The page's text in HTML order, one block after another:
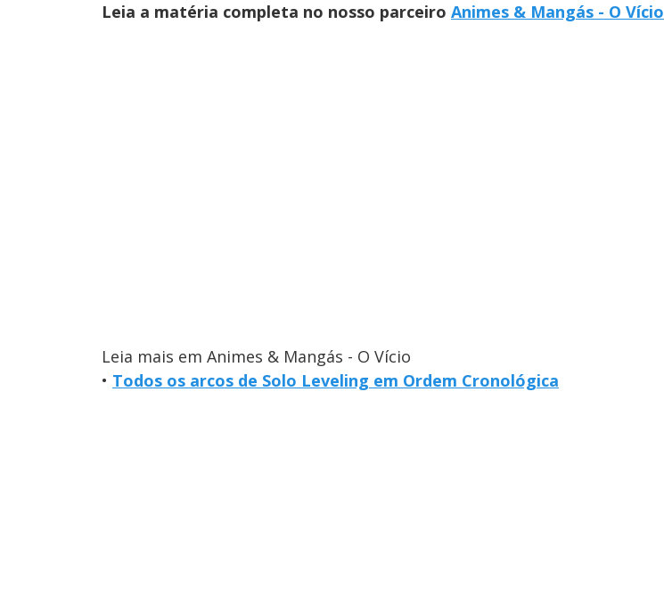
Leia a matéria completa no nosso parceiro Animes & Mangás - O Vício
Leia mais em Animes & Mangás - O Vício
• Todos os arcos de Solo Leveling em Ordem Cronológica